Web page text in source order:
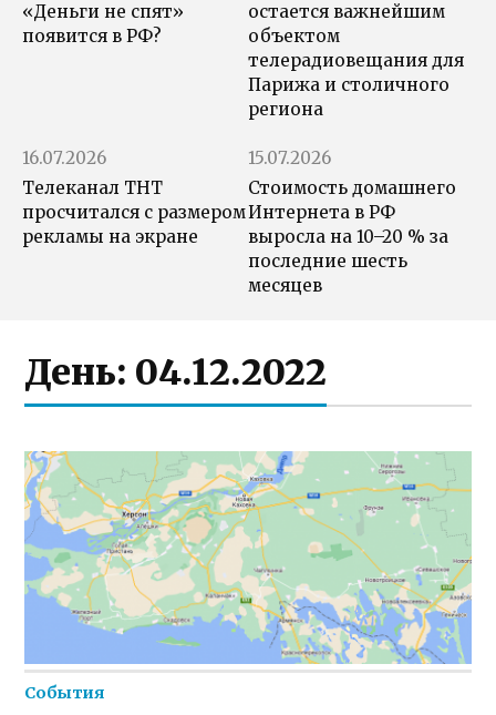
«Деньги не спят»
появится в РФ?
остается важнейшим
объектом
телерадиовещания для
Парижа и столичного
региона
16.07.2026
Телеканал ТНТ
просчитался с размером
рекламы на экране
15.07.2026
Стоимость домашнего
Интернета в РФ
выросла на 10–20 % за
последние шесть
месяцев
День: 04.12.2022
События